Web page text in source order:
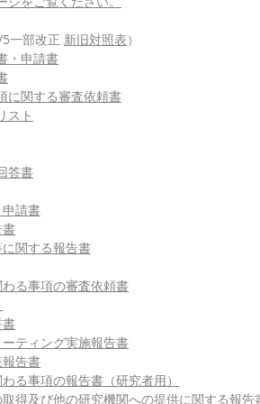
5一部改正 新旧対照表）
・申請書
に関する審査依頼書
スト
答書
請書
関する報告書
る事項の審査依頼書
ティング実施報告書
告書
る事項の報告書（研究者用）
得及び他の研究機関への提供に関する報告